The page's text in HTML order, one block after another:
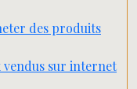
des produits
vendus sur internet